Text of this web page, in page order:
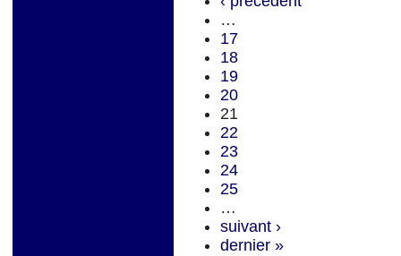
…
17
18
19
20
21
22
23
24
25
…
suivant ›
dernier »